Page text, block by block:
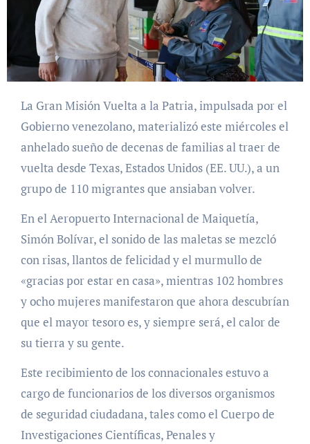
La Gran Misión Vuelta a la Patria, impulsada por el
Gobierno venezolano, materializó este miércoles el
anhelado sueño de decenas de familias al traer de
vuelta desde Texas, Estados Unidos (EE. UU.), a un
grupo de 110 migrantes que ansiaban volver.
En el Aeropuerto Internacional de Maiquetía,
Simón Bolívar, el sonido de las maletas se mezcló
con risas, llantos de felicidad y el murmullo de
«gracias por estar en casa», mientras 102 hombres
y ocho mujeres manifestaron que ahora descubrían
que el mayor tesoro es, y siempre será, el calor de
su tierra y su gente.
Este recibimiento de los connacionales estuvo a
cargo de funcionarios de los diversos organismos
de seguridad ciudadana, tales como el Cuerpo de
Investigaciones Científicas, Penales y